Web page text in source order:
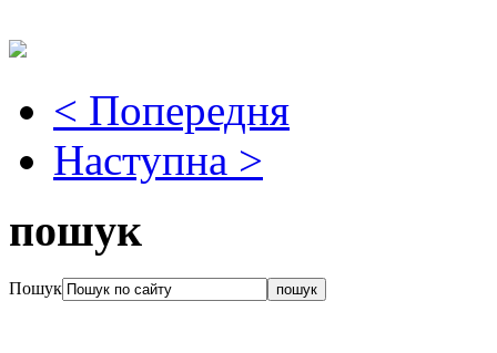
< Попередня
Наступна >
пошук
Пошук